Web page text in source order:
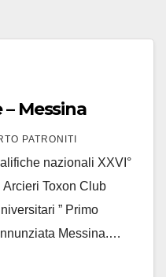
Messina
PATRONITI
nazionali XXVI°
Arcieri Toxon Club
” Primo
Messina.…